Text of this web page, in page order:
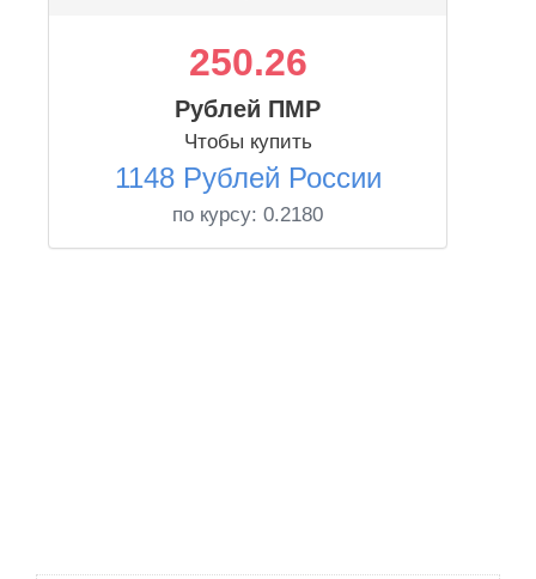
250.26
Рублей ПМР
Чтобы купить
1148 Рублей России
по курсу: 0.2180